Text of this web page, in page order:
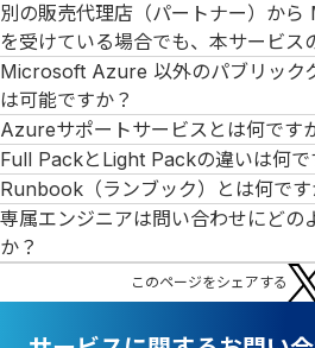
別の販売代理店（パートナー）か
を受けている場合でも、本サービス
Microsoft Azure 以外のパブリック
は可能ですか？
Azureサポートサービスとは何です
Full PackとLight Packの違いは何で
Runbook（ランブック）とは何です
専属エンジニアは問い合わせにどの
か？
このページをシェアする